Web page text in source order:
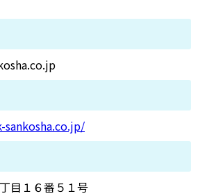
目１６番５１号